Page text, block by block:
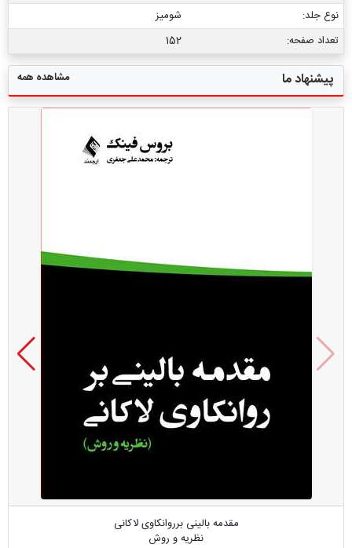
نوع جلد:
شومیز
تعداد صفحه:
152
پیشنهاد ما مشاهده همه
مقدمه بالینی برروانکاوی لاکانی
نظریه و روش